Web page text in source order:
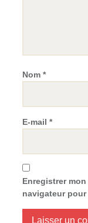
Nom *
E-mail *
Enregistrer
navigateur